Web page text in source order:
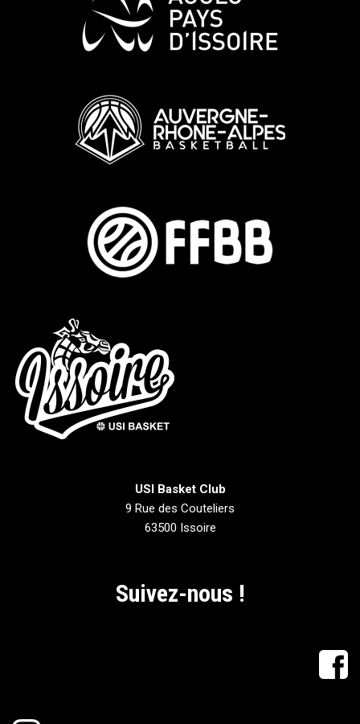
USI Basket Club
9 Rue des Couteliers
63500 Issoire
Suivez-nous !